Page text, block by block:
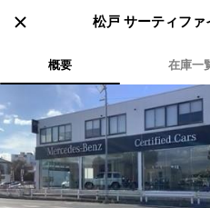
中古車検索
販売店検索
エリア別最新ニュース
アカウント
ログイン
マイアカウント
アフターサービス
アフターサービス
企業情報
松戸 サーティフ
概要 在庫一